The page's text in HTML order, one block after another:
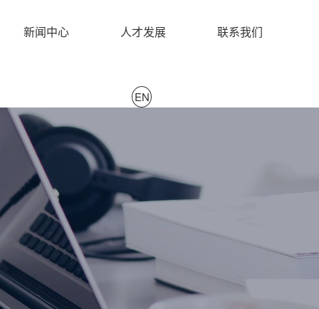
新闻中心 人才发展 联系我们
EN